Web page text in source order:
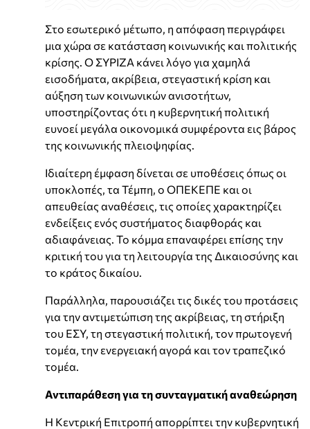
Στο εσωτερικό μέτωπο, η απόφαση περιγράφει
μια χώρα σε κατάσταση κοινωνικής και πολιτικής
κρίσης. Ο ΣΥΡΙΖΑ κάνει λόγο για χαμηλά
εισοδήματα, ακρίβεια, στεγαστική κρίση και
αύξηση των κοινωνικών ανισοτήτων,
υποστηρίζοντας ότι η κυβερνητική πολιτική
ευνοεί μεγάλα οικονομικά συμφέροντα εις βάρος
της κοινωνικής πλειοψηφίας.
Ιδιαίτερη έμφαση δίνεται σε υποθέσεις όπως οι
υποκλοπές, τα Τέμπη, ο ΟΠΕΚΕΠΕ και οι
απευθείας αναθέσεις, τις οποίες χαρακτηρίζει
ενδείξεις ενός συστήματος διαφθοράς και
αδιαφάνειας. Το κόμμα επαναφέρει επίσης την
κριτική του για τη λειτουργία της Δικαιοσύνης και
το κράτος δικαίου.
Παράλληλα, παρουσιάζει τις δικές του προτάσεις
για την αντιμετώπιση της ακρίβειας, τη στήριξη
του ΕΣΥ, τη στεγαστική πολιτική, τον πρωτογενή
τομέα, την ενεργειακή αγορά και τον τραπεζικό
τομέα.
Αντιπαράθεση για τη συνταγματική αναθεώρηση
Η Κεντρική Επιτροπή απορρίπτει την κυβερνητική